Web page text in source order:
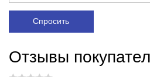
Спросить
Отзывы